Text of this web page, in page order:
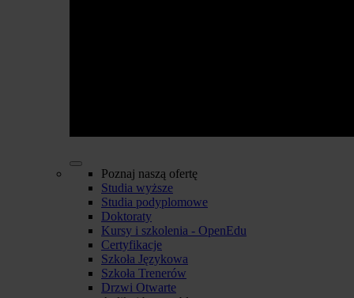
Poznaj naszą ofertę
Studia wyższe
Studia podyplomowe
Doktoraty
Kursy i szkolenia - OpenEdu
Certyfikacje
Szkoła Językowa
Szkoła Trenerów
Drzwi Otwarte